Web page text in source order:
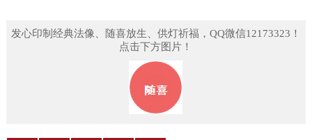
发心印制经典法像、随喜放生、供灯祈福，QQ微信12173323！
点击下方图片！